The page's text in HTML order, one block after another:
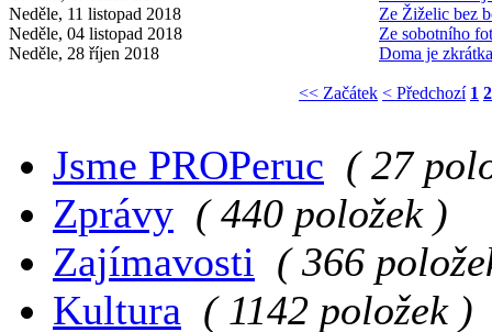
Neděle, 11 listopad 2018
Ze Žiželic bez
Neděle, 04 listopad 2018
Ze sobotního
Neděle, 28 říjen 2018
Doma je
<< Začátek < Předchozí 1 2
Jsme PROPeruc ( 27
Zprávy ( 440 položek )
Zajímavosti ( 366
Kultura ( 1142 položek )